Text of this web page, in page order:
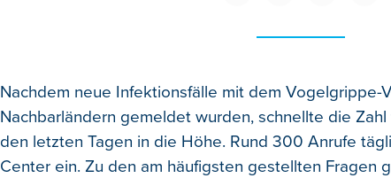
Nachdem neue Infektionsfälle mit dem Vogelgrippe-
Nachbarländern gemeldet wurden, schnellte die
den letzten Tagen in die Höhe. Rund 300 Anrufe
Center ein. Zu den am häufigsten gestellten Fragen